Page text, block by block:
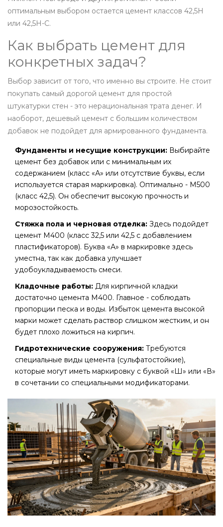
оптимальным выбором остается цемент классов 42,5Н
или 42,5Н-С.
Как выбрать цемент для
конкретных задач?
Выбор зависит от того, что именно вы строите. Не стоит
покупать самый дорогой цемент для простой
штукатурки стен - это нерациональная трата денег. И
наоборот, дешевый цемент с большим количеством
добавок не подойдет для армированного фундамента.
Фундаменты и несущие конструкции: Выбирайте
цемент без добавок или с минимальным их
содержанием (класс «А» или отсутствие буквы, если
используется старая маркировка). Оптимально - М500
(класс 42,5). Он обеспечит высокую прочность и
морозостойкость.
Стяжка пола и черновая отделка: Здесь подойдет
цемент М400 (класс 32,5 или 42,5 с добавлением
пластификаторов). Буква «А» в маркировке здесь
уместна, так как добавка улучшает
удобоукладываемость смеси.
Кладочные работы: Для кирпичной кладки
достаточно цемента М400. Главное - соблюдать
пропорции песка и воды. Избыток цемента высокой
марки может сделать раствор слишком жестким, и он
будет плохо ложиться на кирпич.
Гидротехнические сооружения: Требуются
специальные виды цемента (сульфатостойкие),
которые могут иметь маркировку с буквой «Ш» или «В»
в сочетании со специальными модификаторами.